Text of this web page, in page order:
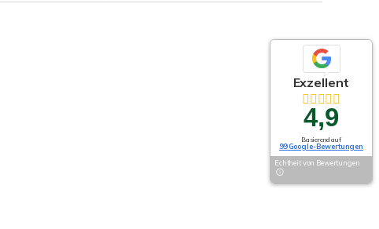
Exzellent
4,9
Basierend auf
99 Google-Bewertungen
Echtheit von Bewertungen